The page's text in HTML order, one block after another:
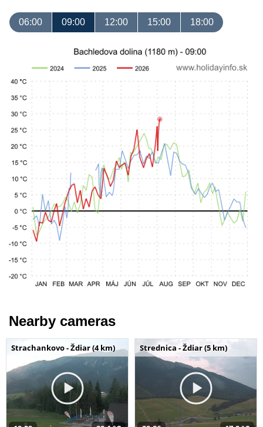
06:00 09:00 12:00 15:00 18:00
Nearby cameras
Strachankovo - Ždiar (4 km) Strednica - Ždiar (5 km)